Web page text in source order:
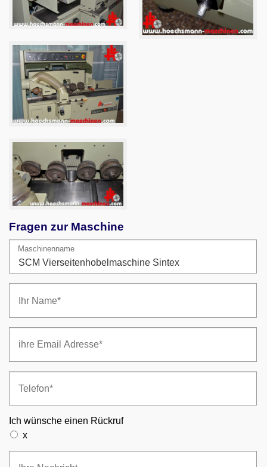
Fragen zur Maschine
Maschinenname
Ich wünsche einen Rückruf
x